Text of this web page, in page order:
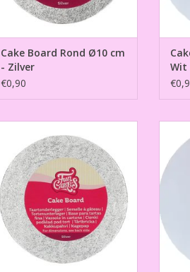
Cake Board Rond Ø10 cm
- Zilver
€0,90
Wit
TOEVOEGEN AAN WINKELWAGEN